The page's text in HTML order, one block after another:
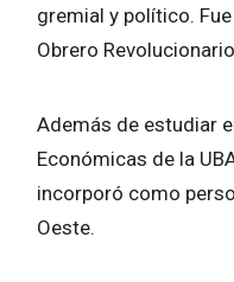
gremial y político.
Obrero
Además de estudiar
Económicas de la
incorporó como
Oeste.